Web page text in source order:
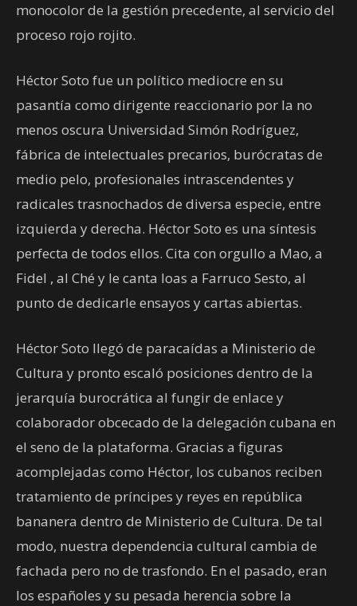
monocolor de la gestión precedente, al servicio del
proceso rojo rojito.
Héctor Soto fue un político mediocre en su
pasantía como dirigente reaccionario por la no
menos oscura Universidad Simón Rodríguez,
fábrica de intelectuales precarios, burócratas de
medio pelo, profesionales intrascendentes y
radicales trasnochados de diversa especie, entre
izquierda y derecha. Héctor Soto es una síntesis
perfecta de todos ellos. Cita con orgullo a Mao, a
Fidel , al Ché y le canta loas a Farruco Sesto, al
punto de dedicarle ensayos y cartas abiertas.
Héctor Soto llegó de paracaídas a Ministerio de
Cultura y pronto escaló posiciones dentro de la
jerarquía burocrática al fungir de enlace y
colaborador obcecado de la delegación cubana en
el seno de la plataforma. Gracias a figuras
acomplejadas como Héctor, los cubanos reciben
tratamiento de príncipes y reyes en república
bananera dentro de Ministerio de Cultura. De tal
modo, nuestra dependencia cultural cambia de
fachada pero no de trasfondo. En el pasado, eran
los españoles y su pesada herencia sobre la